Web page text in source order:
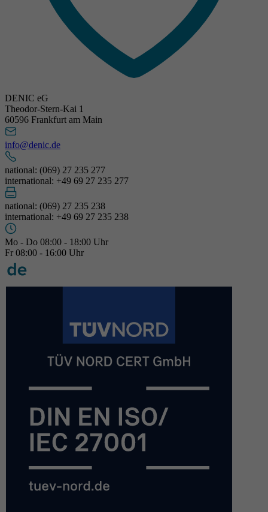
DENIC eG
Theodor-Stern-Kai 1
60596 Frankfurt am Main
info@denic.de
national: (069) 27 235 277
international: +49 69 27 235 277
national: (069) 27 235 238
international: +49 69 27 235 238
Mo - Do 08:00 - 18:00 Uhr
Fr 08:00 - 16:00 Uhr